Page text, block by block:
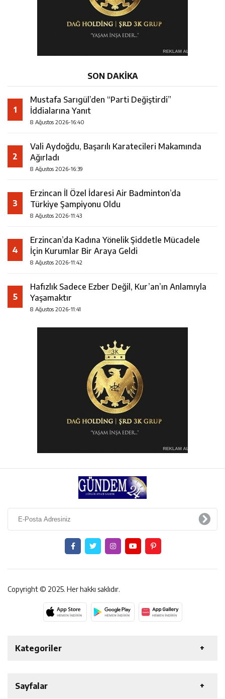
SON DAKİKA
1
Mustafa Sarıgül’den “Parti Değiştirdi”
İddialarına Yanıt
8 Ağustos 2026-16:40
2
Vali Aydoğdu, Başarılı Karatecileri Makamında
Ağırladı
8 Ağustos 2026-16:39
3
Erzincan İl Özel İdaresi Air Badminton’da
Türkiye Şampiyonu Oldu
8 Ağustos 2026-11:43
4
Erzincan’da Kadına Yönelik Şiddetle Mücadele
İçin Kurumlar Bir Araya Geldi
8 Ağustos 2026-11:42
5
Hafızlık Sadece Ezber Değil, Kur’an’ın Anlamıyla
Yaşamaktır
8 Ağustos 2026-11:41
Copyright © 2025. Her hakkı saklıdır.
Kategoriler
EKONOMİ
Sayfalar